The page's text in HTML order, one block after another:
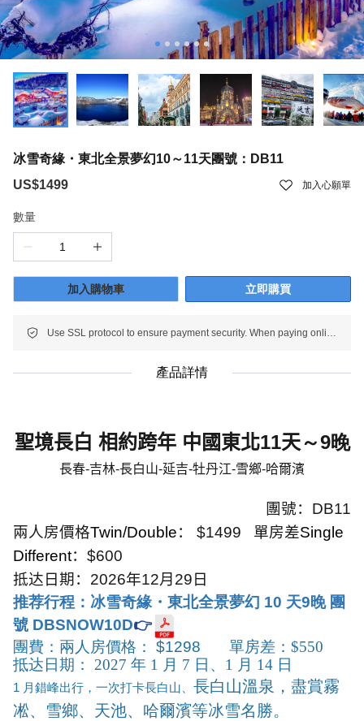
冰雪奇緣・東北全景夢幻10～11天團號：DB11
US$1499
加入心願單
數量
加入購物車 立即購買
Use SSL protocol to ensure payment security. When paying online, your payment information is protected.
產品詳情
聖境長白 相約跨年 中國東北11天～9晚
長春-吉林-長白山-延吉-牡丹江-雪鄉-哈爾濱
團號： DB11
兩人房價格Twin/Double： $1499 單房差Single
Different： $600
抵达日期： 2026年12月 29 日
推荐行程： 冰雪奇緣・東北全景夢幻 10 天9晚 團
號 DBSNOW10D👉
團費：兩人房價格：
$1298 單房差： $550
抵达日期： 2027 年 1 月 7 日、1 月 14 日
1 月錯峰出行，一次打卡長白山、 長白山溫泉，盡賞霧
凇、 雪鄉、 天池、 哈爾濱等冰雪名勝。